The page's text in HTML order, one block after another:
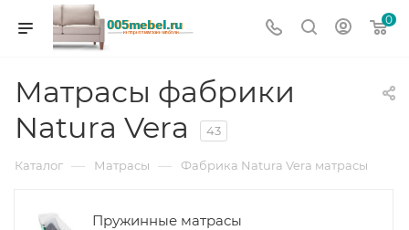
0
Матрасы фабрики
Natura Vera
43
Каталог — Матрасы — Фабрика Natura Vera матрасы
Пружинные матрасы